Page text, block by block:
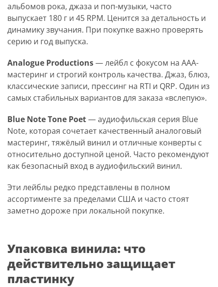
альбомов рока, джаза и поп-музыки, часто
выпускает 180 г и 45 RPM. Ценится за детальность и
динамику звучания. При покупке важно проверять
серию и год выпуска.
Analogue Productions— лейбл с фокусом на AAA-
мастеринг и строгий контроль качества. Джаз, блюз,
классические записи, прессинг на RTI и QRP. Один из
самых стабильных вариантов для заказа «вслепую».
Blue Note Tone Poet— аудиофильская серия Blue
Note, которая сочетает качественный аналоговый
мастеринг, тяжёлый винил и отличные конверты с
относительно доступной ценой. Часто рекомендуют
как безопасный вход в аудиофильский винил.
Эти лейблы редко представлены в полном
ассортименте за пределами США и часто стоят
заметно дороже при локальной покупке.
Упаковка винила: что
действительно защищает
пластинку